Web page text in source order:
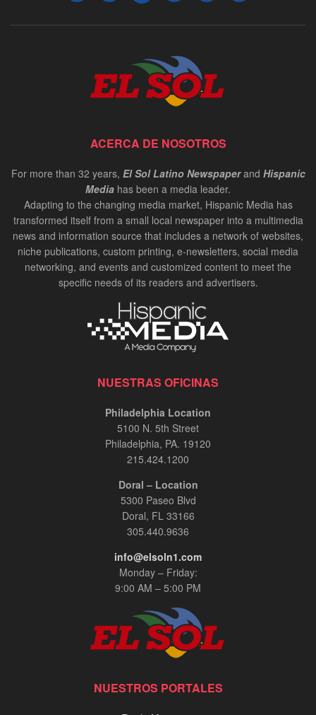
ACERCA DE NOSOTROS
For more than 32 years, El Sol Latino Newspaperand Hispanic
Media has been a media leader.
Adapting to the changing media market, Hispanic Media has
transformed itself from a small local newspaper into a multimedia
news and information source that includes a network of websites,
niche publications, custom printing, e-newsletters, social media
networking, and events and customized content to meet the
specific needs of its readers and advertisers.
NUESTRAS OFICINAS
Philadelphia Location
5100 N. 5th Street
Philadelphia, PA. 19120
215.424.1200
Doral – Location
5300 Paseo Blvd
Doral, FL 33166
305.440.9636
info@elsoln1.com
Monday – Friday:
9:00 AM – 5:00 PM
NUESTROS PORTALES